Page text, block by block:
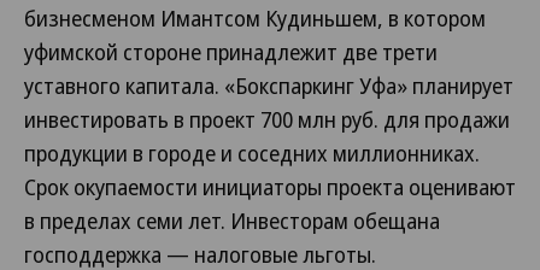
бизнесменом Имантсом Кудиньшем, в котором
уфимской стороне принадлежит две трети
уставного капитала. «Бокспаркинг Уфа» планирует
инвестировать в проект 700 млн руб. для продажи
продукции в городе и соседних миллионниках.
Срок окупаемости инициаторы проекта оценивают
в пределах семи лет. Инвесторам обещана
господдержка — налоговые льготы.